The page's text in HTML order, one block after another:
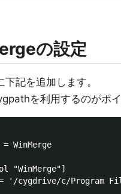
の設定
記を追加します。
を利用するのがポイ
= WinMerge
"WinMerge"]
'/cygdrive/c/Program